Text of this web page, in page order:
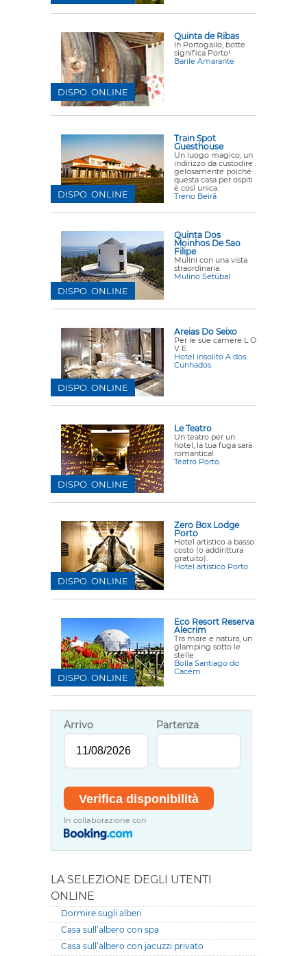
Quinta de Ribas
In Portogallo, botte
significa Porto!
Barile Amarante
DISPO. ONLINE
Train Spot
Guesthouse
Un luogo magico, un
indirizzo da custodire
gelosamente poiché
questa casa per ospiti
è così unica.
Treno Beirã
DISPO. ONLINE
Quinta Dos
Moinhos De Sao
Filipe
Mulini con una vista
straordinaria.
Mulino Setúbal
DISPO. ONLINE
Areias Do Seixo
Per le sue camere L O
V E
Hotel insolito A dos
Cunhados
DISPO. ONLINE
Le Teatro
Un teatro per un
hotel, la tua fuga sarà
romantica!
Teatro Porto
DISPO. ONLINE
Zero Box Lodge
Porto
Hotel artistico a basso
costo (o addirittura
gratuito).
Hotel artistico Porto
DISPO. ONLINE
Eco Resort Reserva
Alecrim
Tra mare e natura, un
glamping sotto le
stelle.
Bolla Santiago do
Cacém
DISPO. ONLINE
Arrivo Partenza
In collaborazione con
LA SELEZIONE DEGLI UTENTI
ONLINE
Dormire sugli alberi
Casa sull’albero con spa
Casa sull’albero con jacuzzi privato